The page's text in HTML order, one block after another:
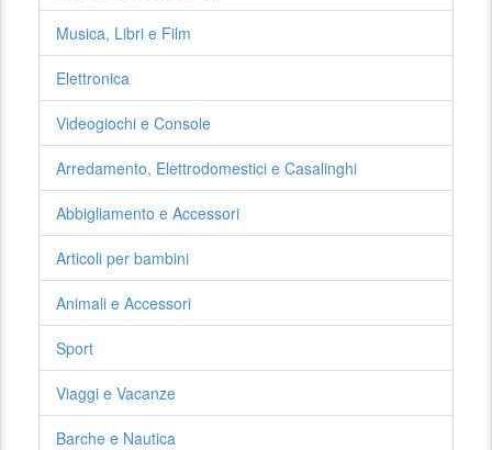
Musica, Libri e Film
Elettronica
Videogiochi e Console
Arredamento, Elettrodomestici e Casalinghi
Abbigliamento e Accessori
Articoli per bambini
Animali e Accessori
Sport
Viaggi e Vacanze
Barche e Nautica